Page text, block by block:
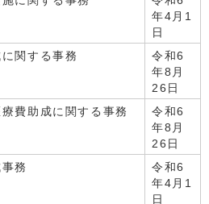
年4月1
日
関する事務
令和6
年8月
26日
費助成に関する事務
令和6
年8月
26日
務
令和6
年4月1
日